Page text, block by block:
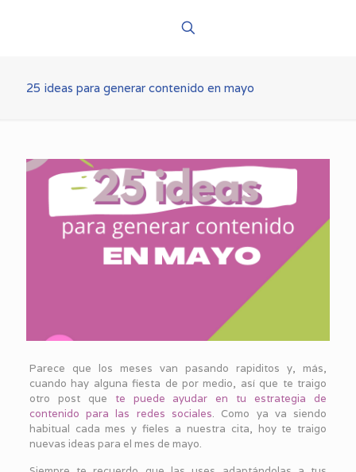
25 ideas para generar contenido en mayo
Parece que los meses van pasando rapiditos y, más,
cuando hay alguna fiesta de por medio, así que te traigo
otro post que te puede ayudar en tu estrategia de
contenido para las redes sociales. Como ya va siendo
habitual cada mes y fieles a nuestra cita, hoy te traigo
nuevas ideas para el mes de mayo.